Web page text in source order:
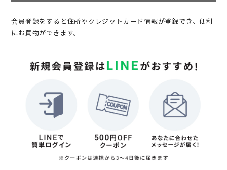
会員登録をすると住所やクレジットカード情報が登録でき、便利
にお買物ができます。